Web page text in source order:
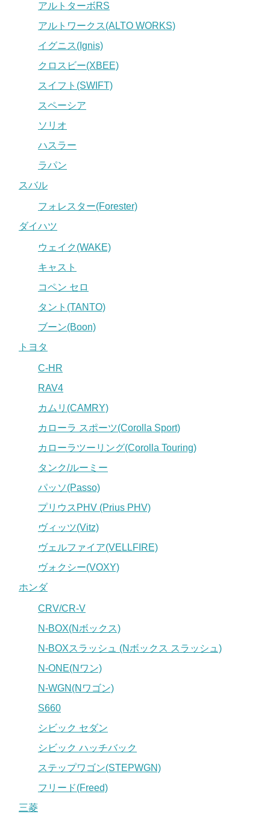
アルトターボRS
アルトワークス(ALTO WORKS)
イグニス(Ignis)
クロスビー(XBEE)
スイフト(SWIFT)
スペーシア
ソリオ
ハスラー
ラパン
スバル
フォレスター(Forester)
ダイハツ
ウェイク(WAKE)
キャスト
コペン セロ
タント(TANTO)
ブーン(Boon)
トヨタ
C-HR
RAV4
カムリ(CAMRY)
カローラ スポーツ(Corolla Sport)
カローラツーリング(Corolla Touring)
タンク/ルーミー
パッソ(Passo)
プリウスPHV (Prius PHV)
ヴィッツ(Vitz)
ヴェルファイア(VELLFIRE)
ヴォクシー(VOXY)
ホンダ
CRV/CR-V
N-BOX(Nボックス)
N-BOXスラッシュ (Nボックス スラッシュ)
N-ONE(Nワン)
N-WGN(Nワゴン)
S660
シビック セダン
シビック ハッチバック
ステップワゴン(STEPWGN)
フリード(Freed)
三菱